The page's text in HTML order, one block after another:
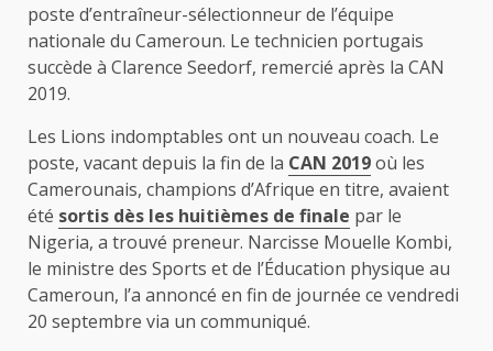
poste d’entraîneur-sélectionneur de l’équipe
nationale du Cameroun. Le technicien portugais
succède à Clarence Seedorf, remercié après la CAN
2019.
Les Lions indomptables ont un nouveau coach. Le
poste, vacant depuis la fin de la CAN 2019où les
Camerounais, champions d’Afrique en titre, avaient
été sortis dès les huitièmes de finale par le
Nigeria, a trouvé preneur. Narcisse Mouelle Kombi,
le ministre des Sports et de l’Éducation physique au
Cameroun, l’a annoncé en fin de journée ce vendredi
20 septembre via un communiqué.